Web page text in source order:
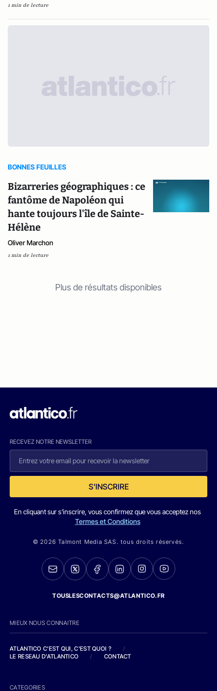
1 min de lecture
BONNES FEUILLES
Bizarreries géographiques : ce
fantôme de Napoléon qui
hante toujours l'île de Sainte-
Hélène
Oliver Marchon
1 min de lecture
Plus de résultats disponibles
RECEVEZ NOTRE NEWSLETTER
S'INSCRIRE
En cliquant sur s'inscrire, vous confirmez que vous acceptez nos
Termes et Conditions
© 2026 Talmont Media SAS. tous droits réservés.
TOUSLESCONTACTS@ATLANTICO.FR
MIEUX NOUS CONNAITRE
ATLANTICO C'EST QUI, C'EST QUOI ?
/
LE RESEAU D'ATLANTICO
/ CONTACT
CATEGORIES